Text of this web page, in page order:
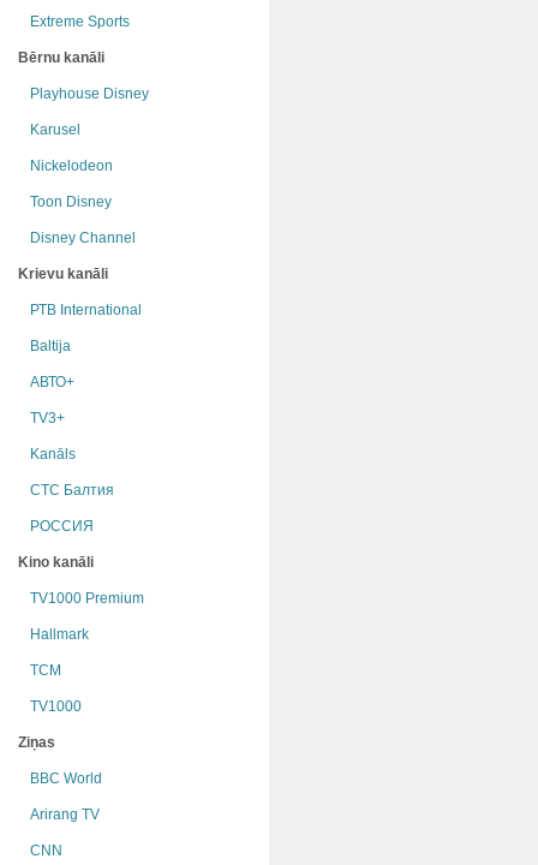
Extreme Sports
Bērnu kanāli
Playhouse Disney
Karusel
Nickelodeon
Toon Disney
Disney Channel
Krievu kanāli
РТB International
Baltija
АВТО+
TV3+
Kanāls
СТС Балтия
РОССИЯ
Kino kanāli
TV1000 Premium
Hallmark
TCM
TV1000
Ziņas
BBC World
Arirang TV
CNN